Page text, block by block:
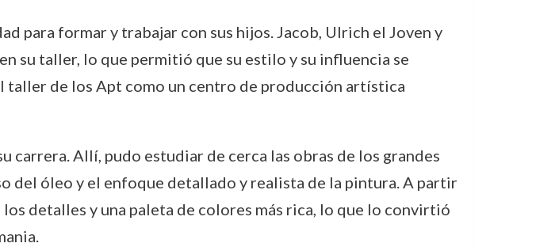
para formar y trabajar con sus hijos. Jacob, Ulrich el Joven y
su taller, lo que permitió que su estilo y su influencia se
taller de los Apt como un centro de producción artística
carrera. Allí, pudo estudiar de cerca las obras de los grandes
del óleo y el enfoque detallado y realista de la pintura. A partir
detalles y una paleta de colores más rica, lo que lo convirtió